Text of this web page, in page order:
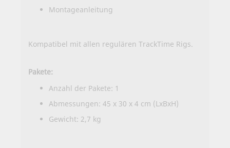
Montageanleitung
Kompatibel mit allen regulären TrackTime Rigs.
Pakete:
Anzahl der Pakete: 1
Abmessungen: 45 x 30 x 4 cm (LxBxH)
Gewicht: 2,7 kg